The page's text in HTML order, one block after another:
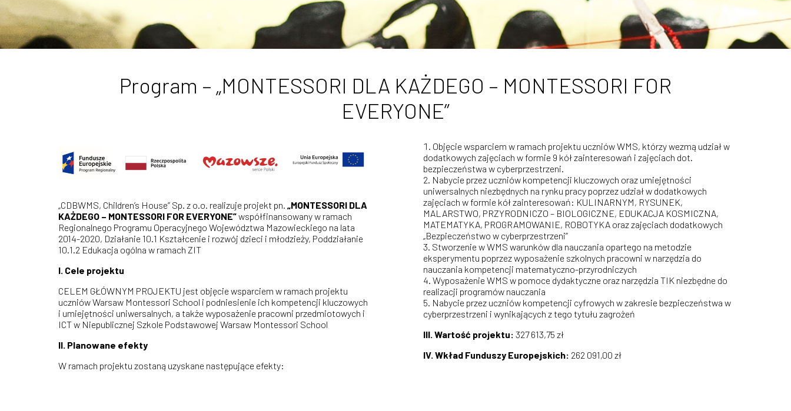
Program – „MONTESSORI DLA KAŻDEGO – MONTESSORI FOR
EVERYONE”
„CDBWMS, Children’s House” Sp. z o.o. realizuje projekt pn. „MONTESSORI DLA
KAŻDEGO – MONTESSORI FOR EVERYONE”współfinansowany w ramach
Regionalnego Programu Operacyjnego Województwa Mazowieckiego na lata
2014-2020, Działanie 10.1 Kształcenie i rozwój dzieci i młodzieży, Poddziałanie
10.1.2 Edukacja ogólna w ramach ZIT
I. Cele projektu
CELEM GŁÓWNYM PROJEKTU jest objęcie wsparciem w ramach projektu
uczniów Warsaw Montessori School i podniesienie ich kompetencji kluczowych
i umiejętności uniwersalnych, a także wyposażenie pracowni przedmiotowych i
ICT w Niepublicznej Szkole Podstawowej Warsaw Montessori School
II. Planowane efekty
W ramach projektu zostaną uzyskane następujące efekty:
Objęcie wsparciem w ramach projektu uczniów WMS, którzy wezmą udział w
dodatkowych zajęciach w formie 9 kół zainteresowań i zajęciach dot.
bezpieczeństwa w cyberprzestrzeni.
Nabycie przez uczniów kompetencji kluczowych oraz umiejętności
uniwersalnych niezbędnych na rynku pracy poprzez udział w dodatkowych
zajęciach w formie kół zainteresowań: KULINARNYM, RYSUNEK,
MALARSTWO, PRZYRODNICZO – BIOLOGICZNE, EDUKACJA KOSMICZNA,
MATEMATYKA, PROGRAMOWANIE, ROBOTYKA oraz zajęciach dodatkowych
„Bezpieczeństwo w cyberprzestrzeni”
Stworzenie w WMS warunków dla nauczania opartego na metodzie
eksperymentu poprzez wyposażenie szkolnych pracowni w narzędzia do
nauczania kompetencji matematyczno-przyrodniczych
Wyposażenie WMS w pomoce dydaktyczne oraz narzędzia TIK niezbędne do
realizacji programów nauczania
Nabycie przez uczniów kompetencji cyfrowych w zakresie bezpieczeństwa w
cyberprzestrzeni i wynikających z tego tytułu zagrożeń
III. Wartość projektu: 327 613,75 zł
IV. Wkład Funduszy Europejskich: 262 091,00 zł